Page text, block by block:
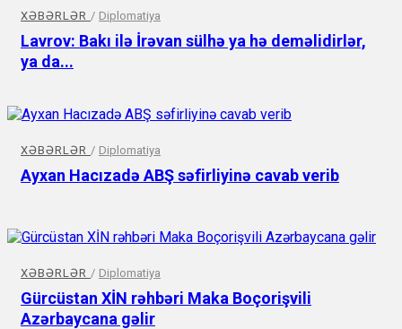
XƏBƏRLƏR / Diplomatiya
Lavrov: Bakı ilə İrəvan sülhə ya hə deməlidirlər,
ya da...
XƏBƏRLƏR / Diplomatiya
Ayxan Hacızadə ABŞ səfirliyinə cavab verib
XƏBƏRLƏR / Diplomatiya
Gürcüstan XİN rəhbəri Maka Boçorişvili
Azərbaycana gəlir